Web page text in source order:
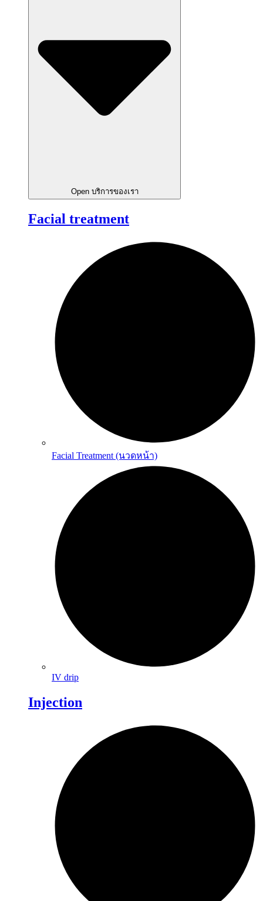
Open บริการของเรา
Facial treatment
Facial Treatment (นวดหน้า)
IV drip
Injection